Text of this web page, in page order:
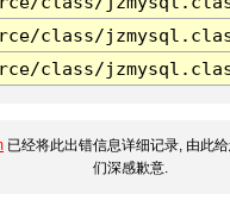
class/
class/
已经将此出错信息详细记录, 由此
们深感歉意.